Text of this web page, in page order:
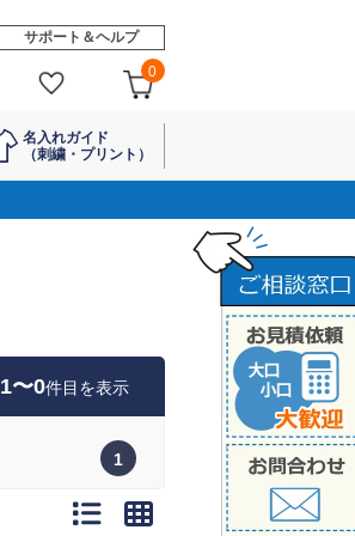
サポート＆ヘルプ
0
名入れガイド
（刺繍・プリント）
1〜0件目を表示
1